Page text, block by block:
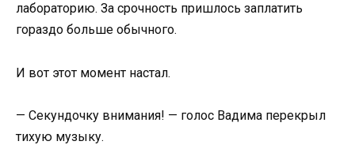
лабораторию. За срочность пришлось заплатить
гораздо больше обычного.
И вот этот момент настал.
— Секундочку внимания! — голос Вадима перекрыл
тихую музыку.